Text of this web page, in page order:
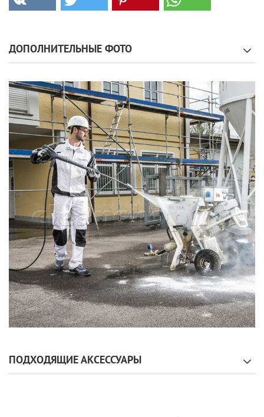
ДОПОЛНИТЕЛЬНЫЕ ФОТО
ПОДХОДЯЩИЕ АКСЕССУАРЫ